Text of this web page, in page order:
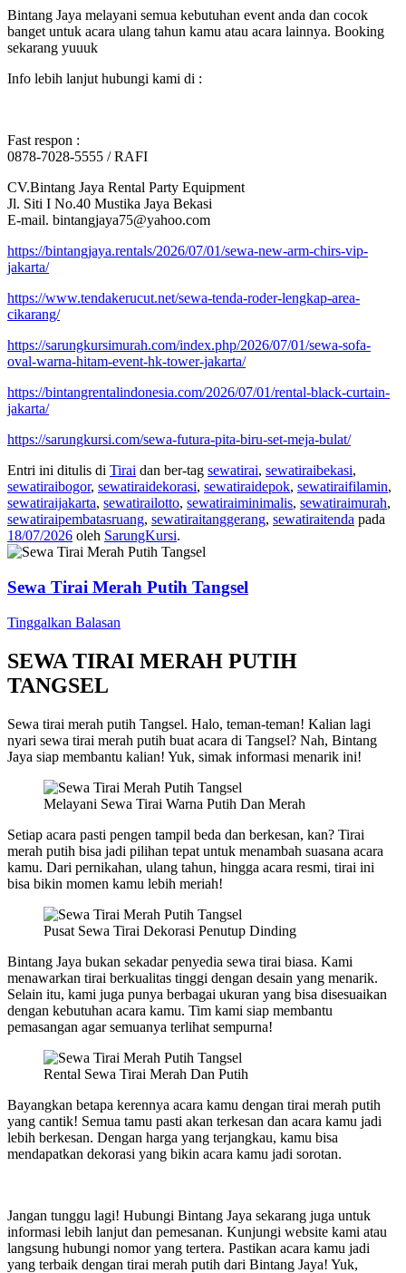
Bintang Jaya melayani semua kebutuhan event anda dan cocok
banget untuk acara ulang tahun kamu atau acara lainnya. Booking
sekarang yuuuk
Info lebih lanjut hubungi kami di :
Fast respon :
0878-7028-5555 / RAFI
CV.Bintang Jaya Rental Party Equipment
Jl. Siti I No.40 Mustika Jaya Bekasi
E-mail. bintangjaya75@yahoo.com
https://bintangjaya.rentals/2026/07/01/sewa-new-arm-chirs-vip-
jakarta/
https://www.tendakerucut.net/sewa-tenda-roder-lengkap-area-
cikarang/
https://sarungkursimurah.com/index.php/2026/07/01/sewa-sofa-
oval-warna-hitam-event-hk-tower-jakarta/
https://bintangrentalindonesia.com/2026/07/01/rental-black-curtain-
jakarta/
https://sarungkursi.com/sewa-futura-pita-biru-set-meja-bulat/
Entri ini ditulis di Tirai dan ber-tag sewatirai, sewatiraibekasi,
sewatiraibogor, sewatiraidekorasi, sewatiraidepok, sewatiraifilamin,
sewatiraijakarta, sewatirailotto, sewatiraiminimalis, sewatiraimurah,
sewatiraipembatasruang, sewatiraitanggerang, sewatiraitenda pada
18/07/2026 oleh SarungKursi.
Sewa Tirai Merah Putih Tangsel
Tinggalkan Balasan
SEWA TIRAI MERAH PUTIH
TANGSEL
Sewa tirai merah putih Tangsel. Halo, teman-teman! Kalian lagi
nyari sewa tirai merah putih buat acara di Tangsel? Nah, Bintang
Jaya siap membantu kalian! Yuk, simak informasi menarik ini!
Melayani Sewa Tirai Warna Putih Dan Merah
Setiap acara pasti pengen tampil beda dan berkesan, kan? Tirai
merah putih bisa jadi pilihan tepat untuk menambah suasana acara
kamu. Dari pernikahan, ulang tahun, hingga acara resmi, tirai ini
bisa bikin momen kamu lebih meriah!
Pusat Sewa Tirai Dekorasi Penutup Dinding
Bintang Jaya bukan sekadar penyedia sewa tirai biasa. Kami
menawarkan tirai berkualitas tinggi dengan desain yang menarik.
Selain itu, kami juga punya berbagai ukuran yang bisa disesuaikan
dengan kebutuhan acara kamu. Tim kami siap membantu
pemasangan agar semuanya terlihat sempurna!
Rental Sewa Tirai Merah Dan Putih
Bayangkan betapa kerennya acara kamu dengan tirai merah putih
yang cantik! Semua tamu pasti akan terkesan dan acara kamu jadi
lebih berkesan. Dengan harga yang terjangkau, kamu bisa
mendapatkan dekorasi yang bikin acara kamu jadi sorotan.
Jangan tunggu lagi! Hubungi Bintang Jaya sekarang juga untuk
informasi lebih lanjut dan pemesanan. Kunjungi website kami atau
langsung hubungi nomor yang tertera. Pastikan acara kamu jadi
yang terbaik dengan tirai merah putih dari Bintang Jaya! Yuk,